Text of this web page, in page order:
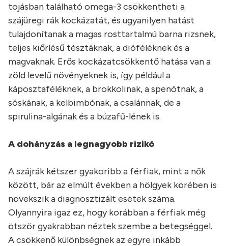
tojásban található omega-3 csökkentheti a
szájüregi rák kockázatát, és ugyanilyen hatást
tulajdonítanak a magas rosttartalmú barna rizsnek,
teljes kiőrlésű tésztáknak, a dióféléknek és a
magvaknak. Erős kockázatcsökkentő hatása van a
zöld levelű növényeknek is, így például a
káposztaféléknek, a brokkolinak, a spenótnak, a
sóskának, a kelbimbónak, a csalánnak, de a
spirulina-algának és a búzafű-lének is.
A dohányzás a legnagyobb rizikó
A szájrák kétszer gyakoribb a férfiak, mint a nők
között, bár az elmúlt években a hölgyek körében is
növekszik a diagnosztizált esetek száma.
Olyannyira igaz ez, hogy korábban a férfiak még
ötször gyakrabban néztek szembe a betegséggel.
A csökkenő különbségnek az egyre inkább